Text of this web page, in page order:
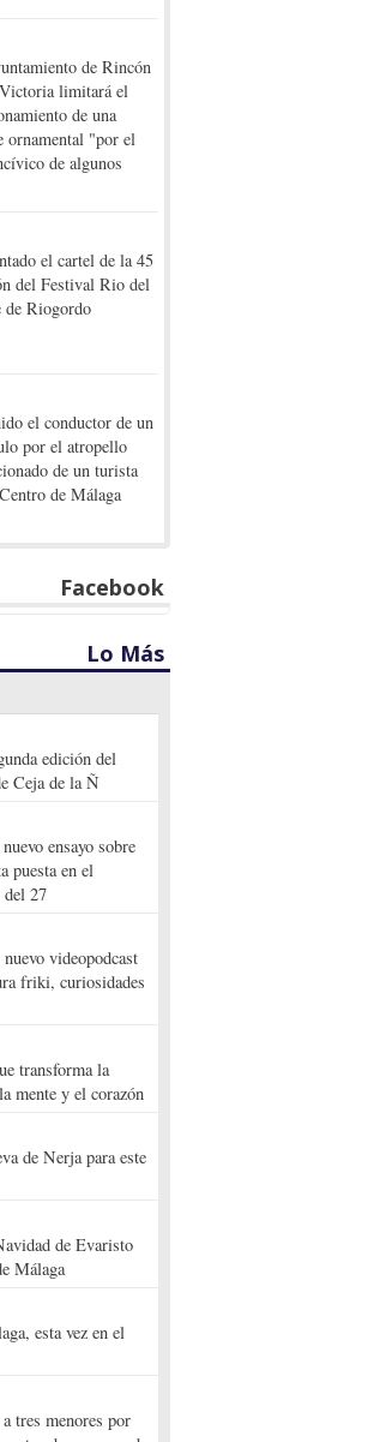
de Rincón
limitará el
de una
ornamental "por el
de algunos
el cartel de la 45
del Festival Rio del
de Riogordo
el conductor de un
por el atropello
de un turista
de Málaga
Facebook
Lo Más
edición del
Ceja de la Ñ
ensayo sobre
puesta en el
del 27
videopodcast
friki, curiosidades
transforma la
mente y el corazón
de Nerja para este
de Evaristo
Málaga
esta vez en el
tres menores por